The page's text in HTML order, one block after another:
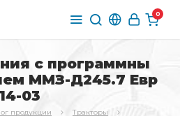
0
с программны
ММЗ-Д245.7 Евр
03
продукции
Тракторы